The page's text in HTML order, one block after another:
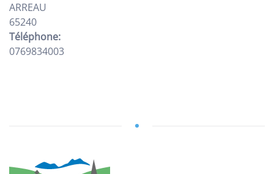
ARREAU
65240
Téléphone:
0769834003